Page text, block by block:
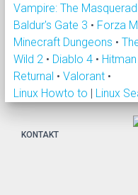
Vampire: The
Baldur's Gate 3 • Forza
Minecraft Dungeons •
Wild 2 • Diablo 4 •
Returnal • Valorant •
Linux Howto to | Linux
KONTAKT